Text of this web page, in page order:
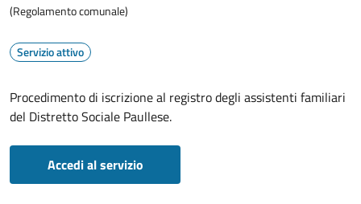
(Regolamento comunale)
Servizio attivo
Procedimento di iscrizione al registro degli assistenti familiari
del Distretto Sociale Paullese.
Accedi al servizio